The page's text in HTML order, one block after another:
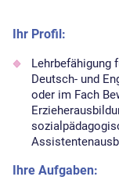
Ihr Profil:
Lehrbefähigung
Deutsch- und
oder im Fach
Ihre Aufgaben: